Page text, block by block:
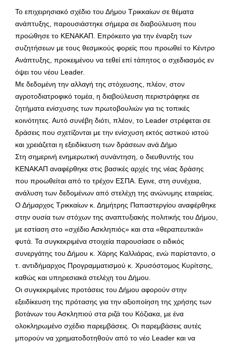
Το επιχειρησιακό σχέδιο του Δήμου Τρικκαίων σε θέματα
ανάπτυξης, παρουσιάστηκε σήμερα σε διαβούλευση που
προώθησε το ΚΕΝΑΚΑΠ. Επρόκειτο για την έναρξη των
συζητήσεων με τους θεσμικούς φορείς που προωθεί το Κέντρο
Ανάπτυξης, προκειμένου να τεθεί επί τάπητος ο σχεδιασμός εν
όψει του νέου Leader.
Με δεδομένη την αλλαγή της στόχευσης, πλέον, στον
αγροτοδιατροφικό τομέα, η διαβούλευση περιστράφηκε σε
ζητήματα ενίσχυσης των πρωτοβουλιών για τις τοπικές
κοινότητες. Αυτό συνέβη διότι, πλέον, το Leader στρέφεται σε
δράσεις που σχετίζονται με την ενίσχυση εκτός αστικού ιστού
και χρειάζεται η εξειδίκευση των δράσεων ανά Δήμο
Στη σημερινή ενημερωτική συνάντηση, ο διευθυντής του
ΚΕΝΑΚΑΠ αναφέρθηκε στις βασικές αρχές της νέας δράσης
που προωθείται από το τρέχον ΕΣΠΑ. Εγινε, στη συνέχεια,
ανάλυση των δεδομένων από στελέχη της ανώνυμης εταιρείας.
Ο Δήμαρχος Τρικκαίων κ. Δημήτρης Παπαστεργίου αναφέρθηκε
στην ουσία των στόχων της αναπτυξιακής πολιτικής του Δήμου,
με εστίαση στο «σχέδιο Ασκληπιός» και στα «θεραπευτικά»
φυτά. Τα συγκεκριμένα στοιχεία παρουσίασε ο ειδικός
συνεργάτης του Δήμου κ. Χάρης Καλλιάρας, ενώ παρίσταντο, ο
τ. αντιδήμαρχος Προγραμματισμού κ. Χρυσόστομος Κυρίτσης,
καθώς και υπηρεσιακά στελέχη του Δήμου.
Οι συγκεκριμένες προτάσεις του Δήμου αφορούν στην
εξειδίκευση της πρότασης για την αξιοποίηση της χρήσης των
βοτάνων του Ασκληπιού στα ριζά του Κόζιακα, με ένα
ολοκληρωμένο σχέδιο παρεμβάσεις. Οι παρεμβάσεις αυτές
μπορούν να χρηματοδοτηθούν από το νέο Leader και να